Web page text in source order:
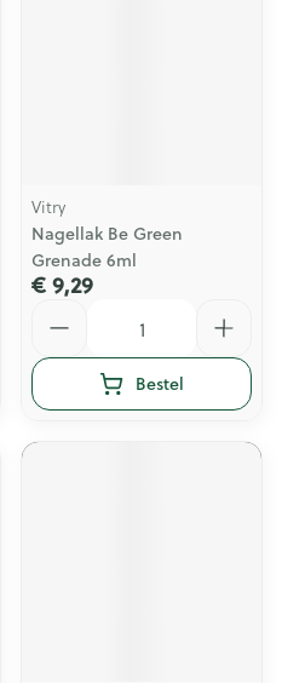
Vitry
Nagellak Be Green
Grenade 6ml
€ 9,29
Bestel